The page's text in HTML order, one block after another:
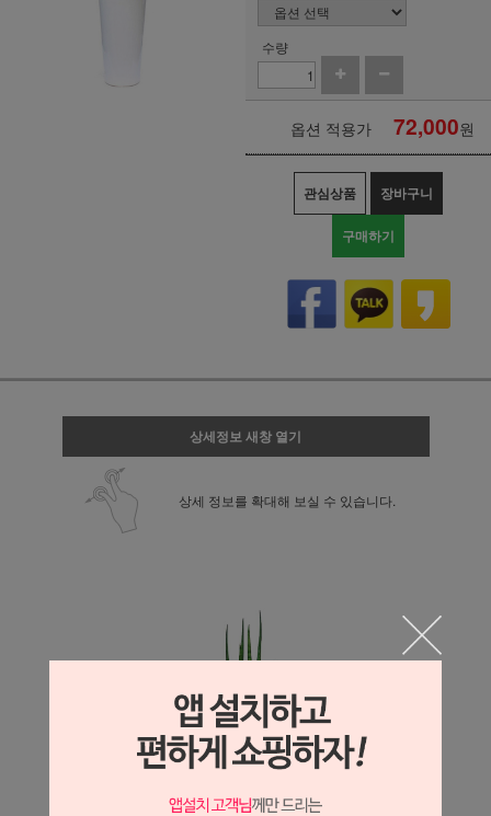
수량
옵션 적용가 72,000원
관심상품 장바구니
구매하기
상세정보 새창 열기
상세 정보를 확대해 보실 수 있습니다.